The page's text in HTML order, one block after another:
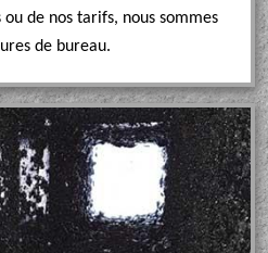
de nos tarifs, nous sommes
de bureau.